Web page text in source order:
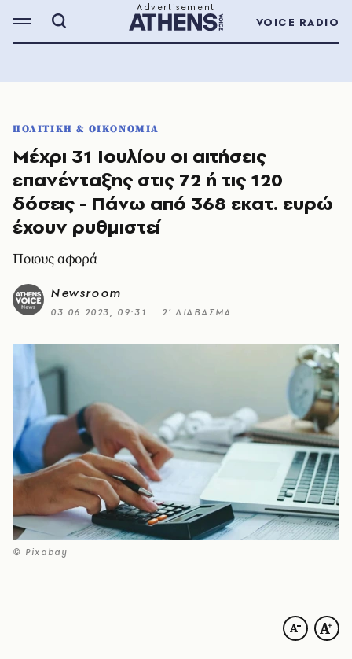
VOICE RADIO
ΠΟΛΙΤΙΚΗ & ΟΙΚΟΝΟΜΙΑ
Μέχρι 31 Ιουλίου οι αιτήσεις
επανένταξης στις 72 ή τις 120
δόσεις - Πάνω από 368 εκατ. ευρώ
έχουν ρυθμιστεί
Ποιους αφορά
Newsroom
03.06.2023, 09:31 2’ ΔΙΑΒΑΣΜΑ
© Pixabay